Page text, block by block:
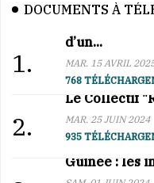
DOCUMENTS À
1.
d’un...
MAR. 15 AVRIL
768
2.
Le Collectif
MAR. 25 JUIN 2024
935
Guinée : les